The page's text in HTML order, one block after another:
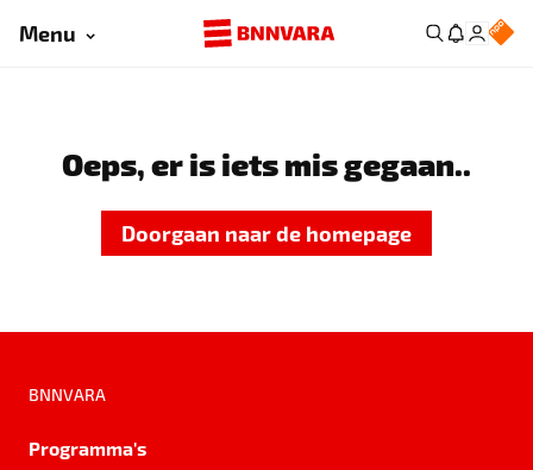
Menu
Oeps, er is iets mis gegaan..
Doorgaan naar de homepage
BNNVARA
Programma's